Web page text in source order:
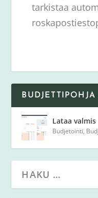
tarkistaa
BUDJETTIPOHJA
Lataa
Budjetointi,